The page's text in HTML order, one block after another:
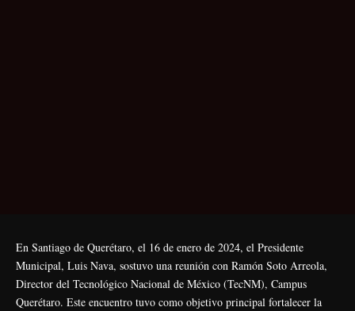
En Santiago de Querétaro, el 16 de enero de 2024, el Presidente
Municipal, Luis Nava, sostuvo una reunión con Ramón Soto Arreola,
Director del Tecnológico Nacional de México (TecNM), Campus
Querétaro. Este encuentro tuvo como objetivo principal fortalecer la